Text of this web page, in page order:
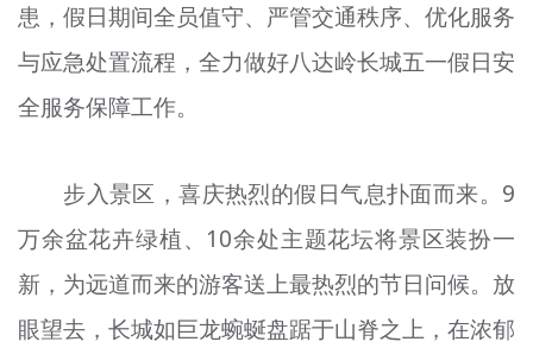
北京宣传文化引导基金
资料库
+
患，假日期间全员值守、严管交通秩序、优化服务
与应急处置流程，全力做好八达岭长城五一假日安
全服务保障工作。
步入景区，喜庆热烈的假日气息扑面而来。9
万余盆花卉绿植、10余处主题花坛将景区装扮一
新，为远道而来的游客送上最热烈的节日问候。放
眼望去，长城如巨龙蜿蜒盘踞于山脊之上，在浓郁